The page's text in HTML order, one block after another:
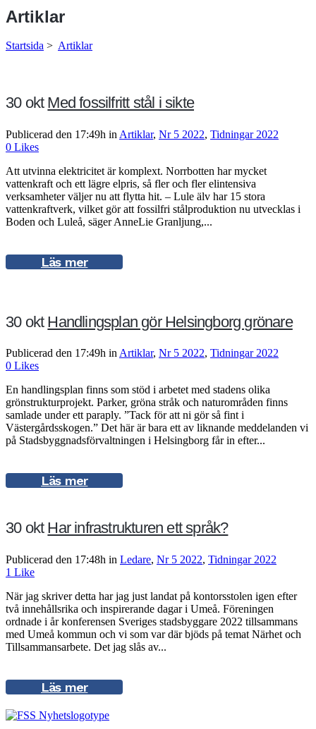
Artiklar
Startsida > Artiklar
30 okt Med fossilfritt stål i sikte
Publicerad den 17:49h in Artiklar, Nr 5 2022, Tidningar 2022
0 Likes
Att utvinna elektricitet är komplext. Norrbotten har mycket
vattenkraft och ett lägre elpris, så fler och fler elintensiva
verksamheter väljer nu att flytta hit. – Lule älv har 15 stora
vattenkraftverk, vilket gör att fossilfri stålproduktion nu utvecklas i
Boden och Luleå, säger AnneLie Granljung,...
Läs mer
30 okt Handlingsplan gör Helsingborg grönare
Publicerad den 17:49h in Artiklar, Nr 5 2022, Tidningar 2022
0 Likes
En handlingsplan finns som stöd i arbetet med stadens olika
grönstrukturprojekt. Parker, gröna stråk och naturområden finns
samlade under ett paraply. ”Tack för att ni gör så fint i
Västergårdsskogen.” Det här är bara ett av liknande meddelanden vi
på Stadsbyggnadsförvaltningen i Helsingborg får in efter...
Läs mer
30 okt Har infrastrukturen ett språk?
Publicerad den 17:48h in Ledare, Nr 5 2022, Tidningar 2022
1 Like
När jag skriver detta har jag just landat på kontorsstolen igen efter
två innehållsrika och inspirerande dagar i Umeå. Föreningen
ordnade i år konferensen Sveriges stadsbyggare 2022 tillsammans
med Umeå kommun och vi som var där bjöds på temat Närhet och
Tillsammansarbete. Det jag slås av...
Läs mer